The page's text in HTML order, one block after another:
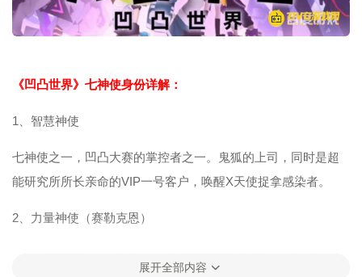
《凹凸世界》七神使身份详解：
1、智慧神使
七神使之一，凹凸大赛的掌控者之一。鬼狐的上司，同时是超
能研究所所长亲命的VIP一号客户，唤醒X天使捉拿感染者。
2、力量神使（赛勒克恩）
展开全部内容